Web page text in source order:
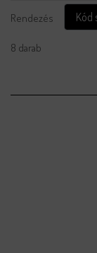
Rendezés
8 darab